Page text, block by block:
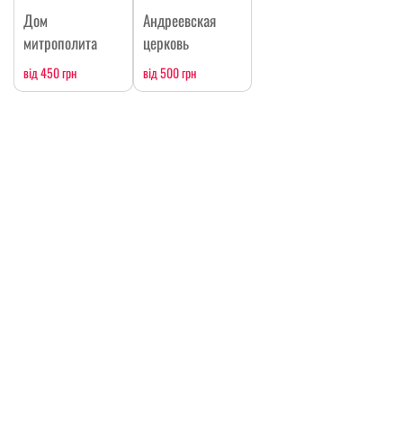
Дом
митрополита
від 450 грн
Андреевская
церковь
від 500 грн